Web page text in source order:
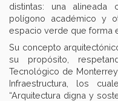
distintas: una alineada
polígono académico y
espacio verde que forma
Su concepto
su propósito,
Tecnológico de
Infraestructura, los
“Arquitectura digna y